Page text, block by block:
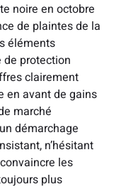
noire en octobre
de plaintes de la
éléments
protection
clairement
en avant de gains
marché
démarchage
n’hésitant
les
plus